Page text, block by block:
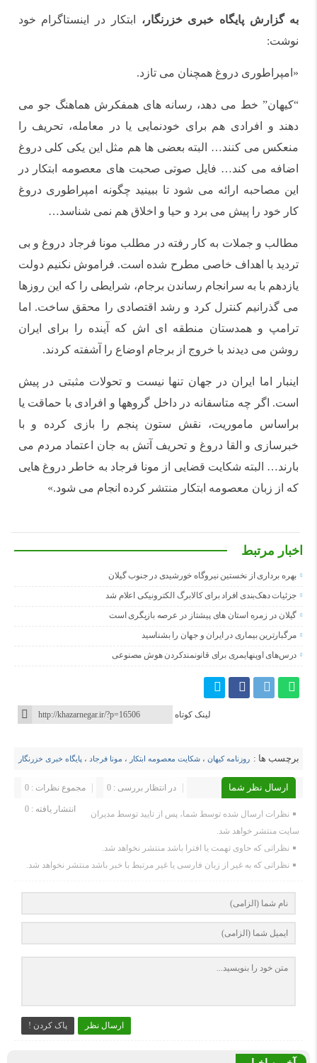
به گزارش پایگاه خبری خزرنگار، ابتکار در اینستاگرام خود
نوشت:
«امپراطوری دروغ همچنان می تازد.
“کیهان” خط می دهد، رسانه های همفکرش هماهنگ جو می
دهند و افرادی هم برای خودنمایی یا در معامله، تحریف را
منعکس می کنند… البته بعضی ها هم مثل این یکی کلی دروغ
اضافه می کند… فایل صوتی صحبت های معصومه ابتکار در
این مصاحبه ارائه می شود تا ببینید چگونه امپراطوری دروغ
کار خود را پیش می برد و حیا و اخلاق هم نمی شناسد…
مطالب و جملات به کار رفته در مطلب مونا فرجاد دروغ و بی
تردید با اهداف خاصی مطرح شده است. فراموش نکنیم دولت
یازدهم با به سرانجام رساندن برجام، شرایطی را که این روزها
می گذرانیم کنترل کرد و رشد اقتصادی را محقق ساخت. اما
ترامپ و همدستان منطقه ای اش که آینده را برای ایران
روشن می دیدند با خروج از برجام اوضاع را آشفته کردند.
اینبار اما ایران در جهان تنها نیست و تحولات مثبتی در پیش
است. اگر چه متاسفانه در داخل گروهها و افرادی با حماقت یا
براساس ماموریت، نقش ستون پنجم را بازی کرده و با
خبرسازی و القا دروغ و تحریف آتش به جان اعتماد مردم می
بارند… البته شکایت قضایی از مونا فرجاد به خاطر دروغ هایی
که از زبان معصومه ابتکار منتشر کرده انجام می شود‌.»
اخبار مرتبط
بهره برداری از نخستین نیروگاه خورشیدی در جنوب گیلان
جزئیات دهک‌بندی افراد برای کالابرگ الکترونیکی اعلام شد
گیلان در زمره استان های پیشتاز در عرصه بازیگری است
مرگبارترین بیماری در ایران و جهان را بشناسید
درس‌های اوپنهایمری برای قانونمندکردن هوش مصنوعی
لینک کوتاه
برچسب ها : روزنامه کیهان ، شکایت معصومه ابتکار ، مونا فرجاد ، پایگاه خبری خزرنگار
ارسال نظر شما مجموع نظرات : 0 در انتظار بررسی : 0
انتشار یافته : 0
نظرات ارسال شده توسط شما، پس از تایید توسط مدیران
سایت منتشر خواهد شد.
نظراتی که حاوی تهمت یا افترا باشد منتشر نخواهد شد.
نظراتی که به غیر از زبان فارسی یا غیر مرتبط با خبر باشد منتشر نخواهد شد.
ارسال نظر پاک کردن !